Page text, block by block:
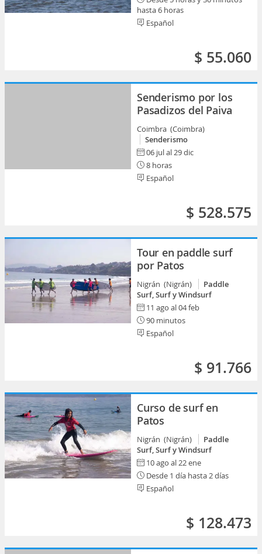
hasta 6 horas
Español
$ 55.060
Senderismo por los
Pasadizos del Paiva
Coimbra (Coimbra)
Senderismo
06 jul al 29 dic
8 horas
Español
$ 528.575
Tour en paddle surf
por Patos
Nigrán (Nigrán)
Paddle
Surf, Surf y Windsurf
11 ago al 04 feb
90 minutos
Español
$ 91.766
Curso de surf en
Patos
Nigrán (Nigrán)
Paddle
Surf, Surf y Windsurf
10 ago al 22 ene
Desde 1 día hasta 2 días
Español
$ 128.473